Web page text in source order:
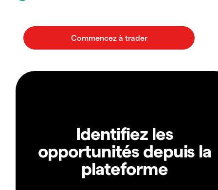
Identifiez les
opportunités depuis la
plateforme